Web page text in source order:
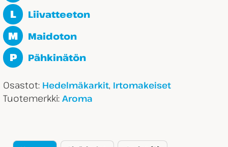
L Liivatteeton
M Maidoton
P Pähkinätön
Osastot: Hedelmäkarkit, Irtomakeiset
Tuotemerkki: Aroma